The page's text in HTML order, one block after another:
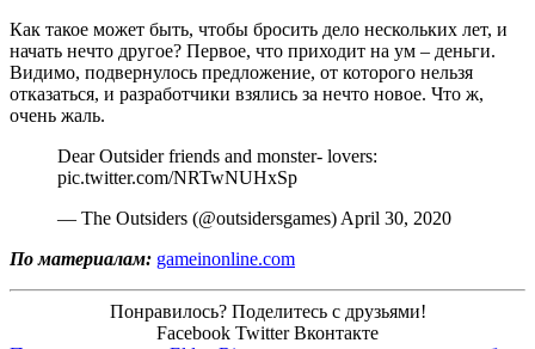
Как такое может быть, чтобы бросить дело нескольких лет, и
начать нечто другое? Первое, что приходит на ум – деньги.
Видимо, подвернулось предложение, от которого нельзя
отказаться, и разработчики взялись за нечто новое. Что ж,
очень жаль.
Dear Outsider friends and monster- lovers:
pic.twitter.com/NRTwNUHxSp
— The Outsiders (@outsidersgames) April 30, 2020
По материалам: gameinonline.com
Понравилось? Поделитесь с друзьями!
Facebook Twitter Вконтакте